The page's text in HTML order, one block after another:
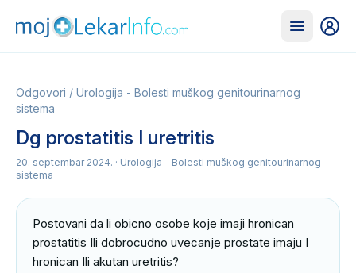
Odgovori / Urologija - Bolesti muškog genitourinarnog
sistema
Dg prostatitis I uretritis
20. septembar 2024. · Urologija - Bolesti muškog genitourinarnog
sistema
Postovani da li obicno osobe koje imaji hronican
prostatitis Ili dobrocudno uvecanje prostate imaju I
hronican Ili akutan uretritis?